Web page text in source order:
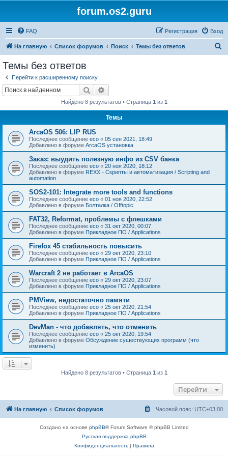
forum.os2.guru
FAQ Вход
Регистрация
На главную Список форумов Поиск Темы без ответов
Темы без ответов
Перейти к расширенному поиску
Поиск
Найдено 8 результатов • Страница 1 из 1
Темы
ArcaOS 506: LIP RUS
Последнее сообщение eco « 05 сен 2021, 18:49
Добавлено в форуме ArcaOS установка
Заказ: выудить полезную инфо из CSV банка
Последнее сообщение eco « 20 ноя 2020, 18:12
Добавлено в форуме REXX - Скрипты и автоматизация / Scripting and
automation
SOS2-101: Integrate more tools and functions
Последнее сообщение eco « 01 ноя 2020, 22:52
Добавлено в форуме Болталка / Offtopic
FAT32, Reformat, проблемы с флешками
Последнее сообщение eco « 31 окт 2020, 00:07
Добавлено в форуме Прикладное ПО / Applications
Firefox 45 стабильность повысить
Последнее сообщение eco « 29 окт 2020, 23:10
Добавлено в форуме Прикладное ПО / Applications
Warcraft 2 не работает в ArcaOS
Последнее сообщение eco « 29 окт 2020, 23:07
Добавлено в форуме Прикладное ПО / Applications
PMView, недостаточно памяти
Последнее сообщение eco « 25 окт 2020, 21:54
Добавлено в форуме Прикладное ПО / Applications
DevMan - что добавлять, что отменить
Последнее сообщение eco « 25 окт 2020, 19:54
Добавлено в форуме Обсуждение существующих программ (что
изменить)
Найдено 8 результатов • Страница 1 из 1
Перейти
На главную Список форумов Часовой пояс: UTC+03:00
Создано на основе phpBB® Forum Software © phpBB Limited
Русская поддержка phpBB
Конфиденциальность| Правила